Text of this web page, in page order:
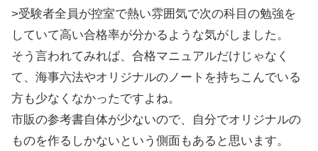
>受験者全員が控室で熱い雰囲気で次の科目の勉強を
していて高い合格率が分かるような気がしました。
そう言われてみれば、合格マニュアルだけじゃなく
て、海事六法やオリジナルのノートを持ちこんでいる
方も少なくなかったですよね。
市販の参考書自体が少ないので、自分でオリジナルの
ものを作るしかないという側面もあると思います。